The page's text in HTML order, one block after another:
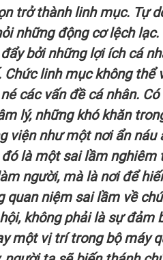
trở thành linh mục. Tự
những động cơ lệch lạc.
bởi những lợi ích cá
linh mục không thể
các vấn đề cá nhân. Có
lý, những khó khăn
viện như một nơi ẩn náu
là một sai lầm nghiêm
người, mà là nơi để
quan niệm sai lầm về
không phải là sự đảm
một vị trí trong bộ máy